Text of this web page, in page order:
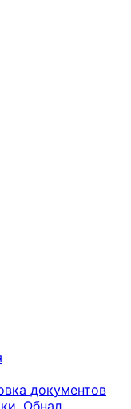
документов
Обнал